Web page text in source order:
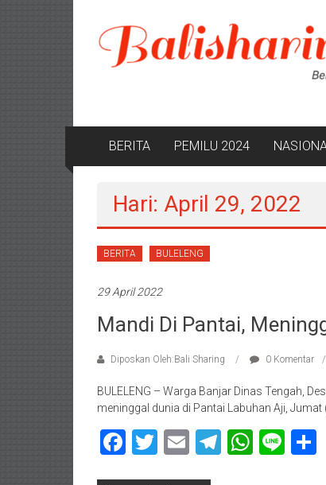
konten
BERITA PEMILU 2024
Hari: April 29, 2022
BERITA BULELENG
29 April 2022
Mandi Di Pantai,
Diposkan Oleh:Bali Sharing 0 Komentar
BULELENG – Warga Banjar Dinas Tengah,
meninggal dunia di Pantai Labuhan Aji,
Facebook
Twitter
EmailTelegram
Line